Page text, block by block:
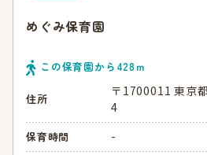
めぐみ保育園
この保育園から 428ｍ
住所
〒1700011 東京
4
保育時間 -